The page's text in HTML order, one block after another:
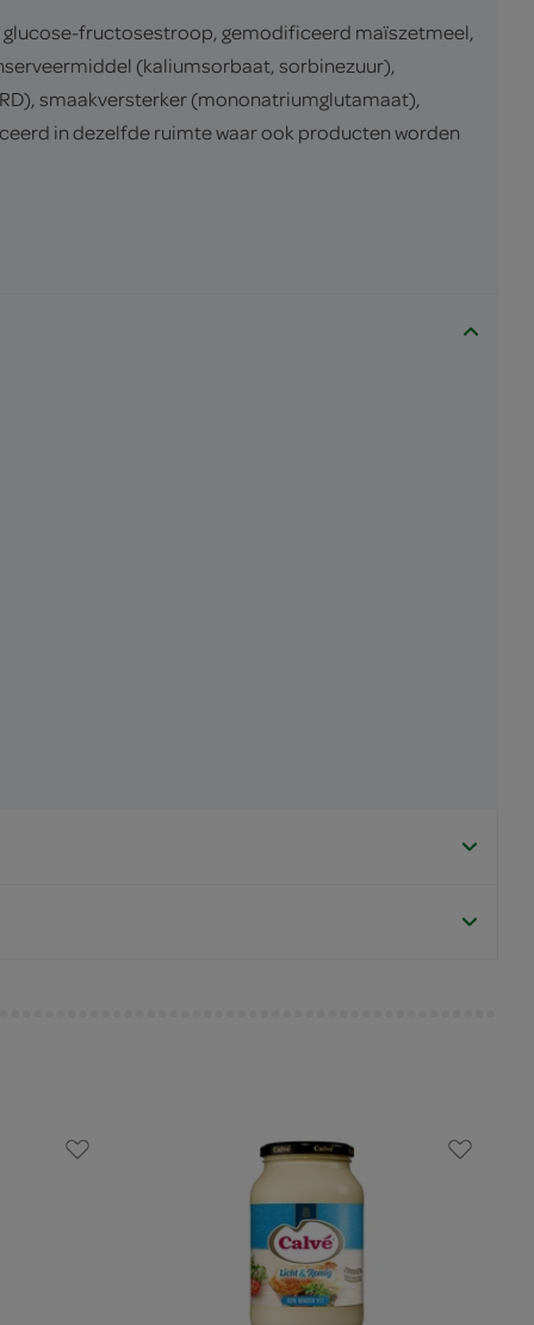
glucose-fructosestroop, gemodificeerd maïszetmeel,
(kaliumsorbaat, sorbinezuur),
smaakversterker (mononatriumglutamaat),
in dezelfde ruimte waar ook producten worden